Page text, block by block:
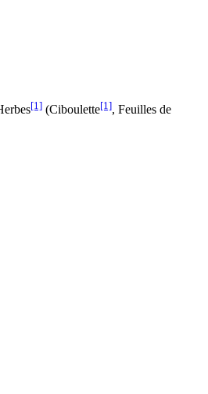
[1] (Ciboulette[1], Feuilles de